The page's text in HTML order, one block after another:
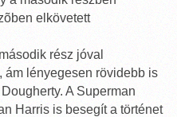
elkövetett
rész jóval
ám lényegesen rövidebb is
A Superman
Harris is besegít a történet